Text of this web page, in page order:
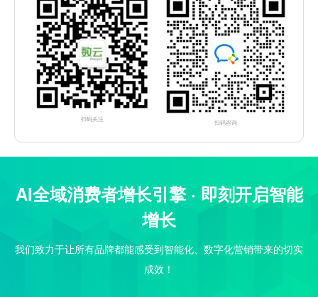
扫码关注 扫码咨询
AI全域消费者增长引擎 · 即刻开启智能
增长
我们致力于让所有品牌都能感受到智能化、数字化营销带来的切实
成效！